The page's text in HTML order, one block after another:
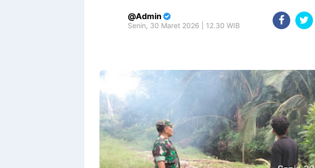
Admin
Senin, 30 Maret 2026 | 12.30 WIB